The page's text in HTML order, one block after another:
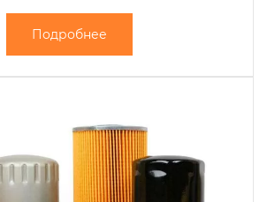
Подробнее